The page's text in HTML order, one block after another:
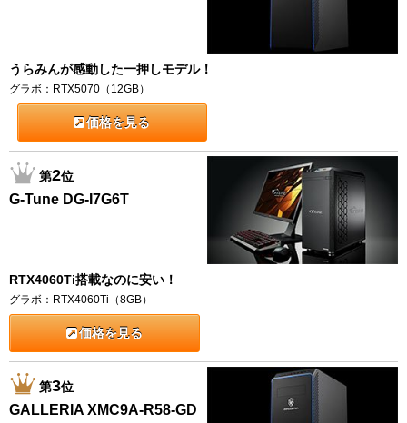
うらみんが感動した一押しモデル！
グラボ：RTX5070（12GB）
価格を見る
第2位
G-Tune DG-I7G6T
RTX4060Ti搭載なのに安い！
グラボ：RTX4060Ti（8GB）
価格を見る
第3位
GALLERIA XMC9A-R58-GD